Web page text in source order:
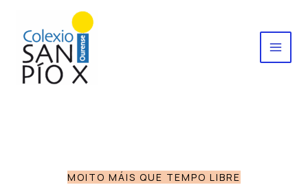
contenido
MOITO MÁIS QUE TEMPO LIBRE